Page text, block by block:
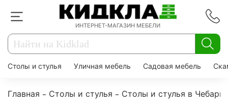
ИНТЕРНЕТ-МАГАЗИН МЕБЕЛИ
Столы и стулья Уличная мебель Садовая мебель
Главная Столы и стулья
Столы и стулья в